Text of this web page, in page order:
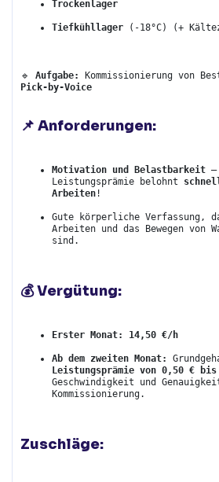
Trockenlager
Tiefkühllager (-18°C) (+
🔹 Aufgabe:
Pick-by-Voice
📌 Anforderungen:
Motivation und Belastbarkeit
Leistungsprämie belohnt
Arbeiten !
Gute körperliche Verfassung,
Arbeiten und das Bewegen von
sind.
💰 Vergütung:
Erster Monat: 14,50 €/h
Ab dem zweiten Monat:
Leistungsprämie von 0,50 €
Geschwindigkeit und
Kommissionierung.
Zuschläge: